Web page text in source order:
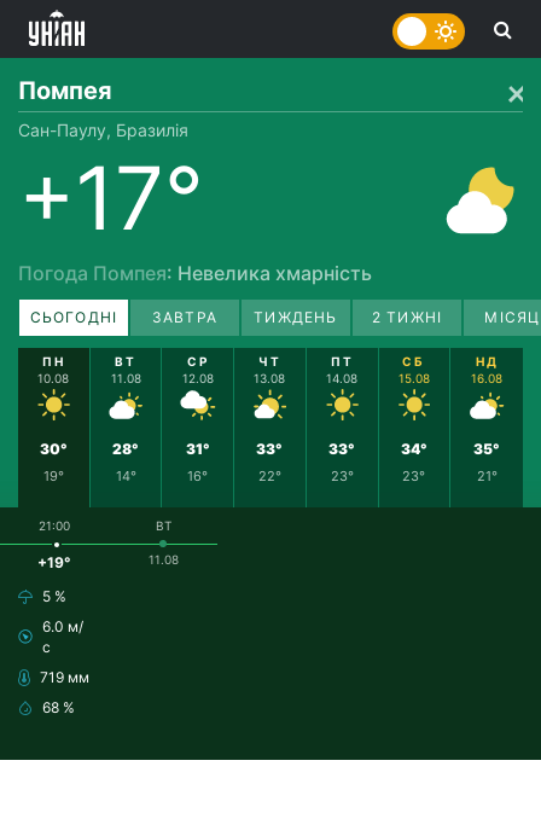
Помпея
Сан-Паулу, Бразилія
+17°
Погода Помпея: Невелика хмарність
СЬОГОДНІ ЗАВТРА ТИЖДЕНЬ 2 ТИЖНІ
ПН
10.08
30°
19°
ВТ
11.08
28°
14°
СР
12.08
31°
16°
ЧТ
13.08
33°
22°
ПТ
14.08
33°
23°
СБ
15.08
34°
23°
НД
16.08
35°
21°
21:00
+19°
5 %
6.0 м/
с
719 мм
68 %
ВТ
11.08